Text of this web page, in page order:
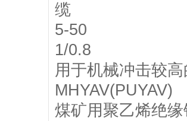
缆
5-50
1/0.8
用于机械冲击较
MHYAV(PUYAV)
煤矿用聚乙烯绝